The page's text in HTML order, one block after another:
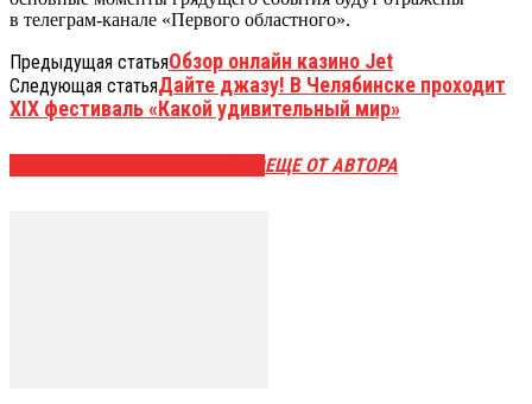
в телеграм-канале «Первого областного».
Предыдущая статьяОбзор онлайн казино Jet
Следующая статьяДайте джазу! В Челябинске проходит
XIX фестиваль «Какой удивительный мир»
ЕЩЕ ОТ АВТОРА